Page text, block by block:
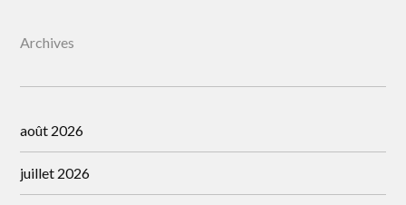
Archives
août 2026
juillet 2026